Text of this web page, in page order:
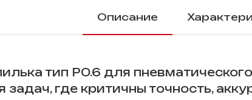
Описание
тип P0.6 для
задач, где критичны точность,